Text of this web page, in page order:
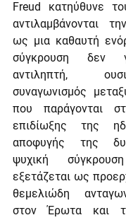
Freud κατηύθυνε
αντιλαμβάνονται
ως μια καθαυτή
σύγκρουση δεν
αντιληπτή,
συναγωνισμός
που παράγονται
επιδίωξης της
αποφυγής της
ψυχική
εξετάζεται ως
θεμελιώδη
στον Έρωτα και